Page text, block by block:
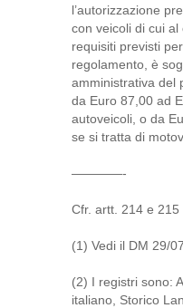
l’autorizzazione
con veicoli di cui
requisiti previsti
regolamento, è
amministrativa del
da Euro 87,00 ad
autoveicoli, o da
se si tratta di
————-
Cfr. artt. 214 e
(1) Vedi il DM 29/
(2) I registri sono:
italiano, Storico